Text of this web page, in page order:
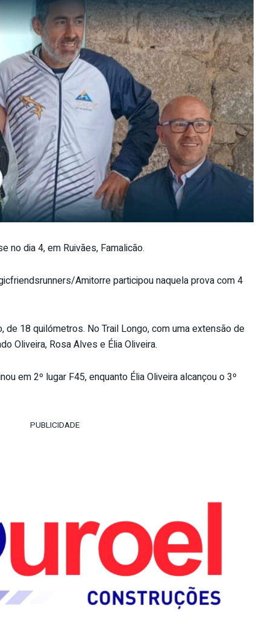
no dia 4, em Ruivães, Famalicão.
Amitorre participou naquela prova com 4
de 18 quilómetros. No Trail Longo, com uma extensão de
Oliveira, Rosa Alves e Élia Oliveira.
em 2º lugar F45, enquanto Élia Oliveira alcançou o 3º
PUBLICIDADE